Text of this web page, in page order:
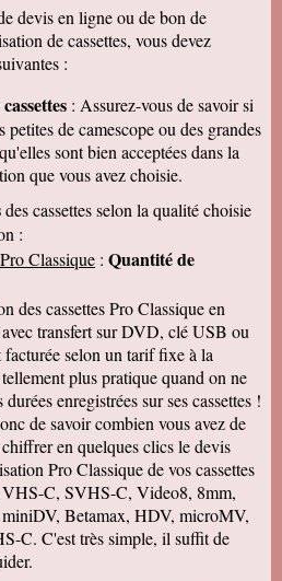
Les cd sont impeccables.
de dvd ! merci de votre
! cordialement
, je suis content de votre
métropole doit vous
cassettes. Cordialement
vous remercier sincérement
avez effectuer en restituant
mini dv sur dvd.
et vôtre sérieux est
auront d'autre cassettes a
Encore merci est
avec autant de retard
vous etes
et ne manquerais pas de
merci
Dans l'avenir, j'aurai sans
à vous pour le même
devis en ligne ou de bon de
de cassettes, vous devez
:
: Assurez-vous de savoir si
petites de camescope ou des grandes
sont bien acceptées dans la
que vous avez choisie.
des cassettes selon la qualité choisie
:
Classique : Quantité de
des cassettes Pro Classique en
transfert sur DVD, clé USB ou
facturée selon un tarif fixe à la
plus pratique quand on ne
enregistrées sur ses cassettes !
de savoir combien vous avez de
chiffrer en quelques clics le devis
Pro Classique de vos cassettes
C, SVHS-C, Video8, 8mm,
Betamax, HDV, microMV,
C. C'est très simple, il suffit de